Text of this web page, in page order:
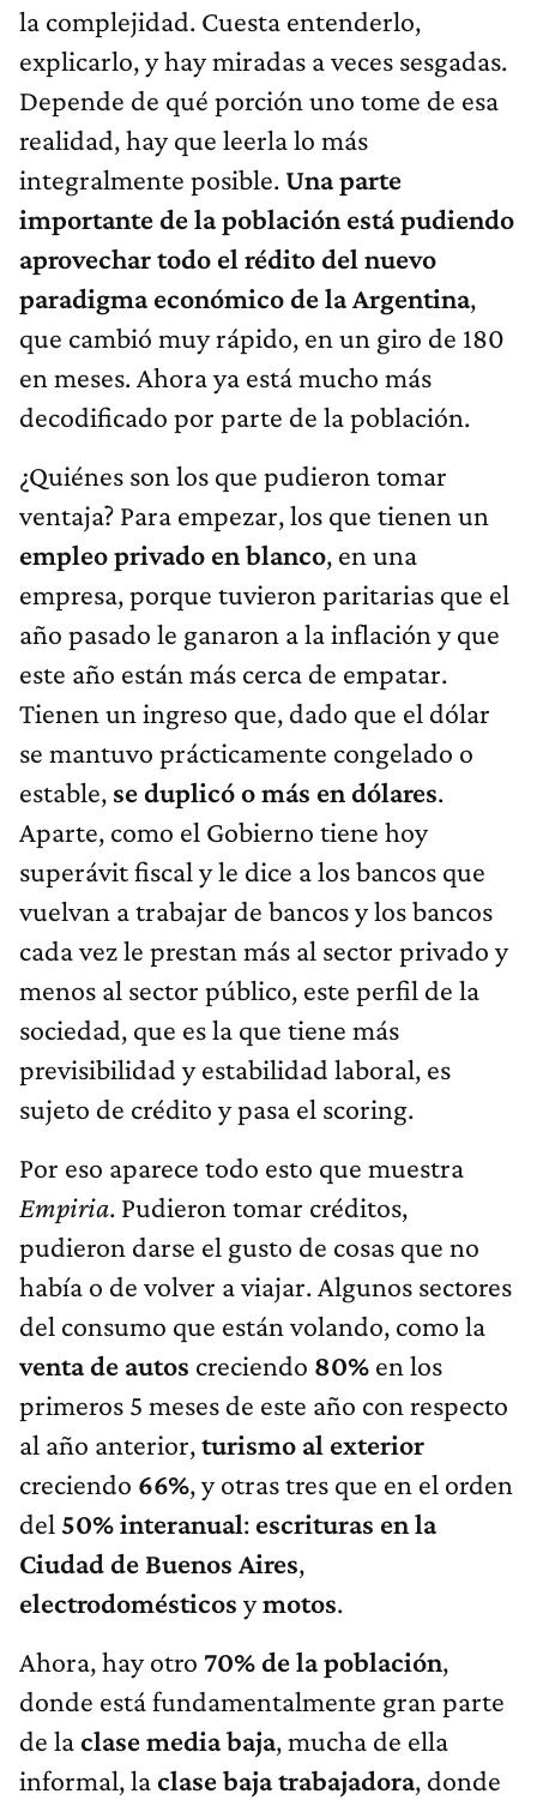
la complejidad. Cuesta entenderlo,
explicarlo, y hay miradas a veces sesgadas.
Depende de qué porción uno tome de esa
realidad, hay que leerla lo más
integralmente posible.Una parte
importante de la población está pudiendo
aprovechar todo el rédito del nuevo
paradigma económico de la Argentina,
que cambió muy rápido, en un giro de 180
en meses. Ahora ya está mucho más
decodificado por parte de la población.
¿Quiénes son los que pudieron tomar
ventaja? Para empezar, los que tienen un
empleo privado en blanco, en una
empresa, porque tuvieron paritarias que el
año pasado le ganaron a la inflación y que
este año están más cerca de empatar.
Tienen un ingreso que, dado que el dólar
se mantuvo prácticamente congelado o
estable, se duplicó o más en dólares.
Aparte, como el Gobierno tiene hoy
superávit fiscal y le dice a los bancos que
vuelvan a trabajar de bancos y los bancos
cada vez le prestan más al sector privado y
menos al sector público, este perfil de la
sociedad, que es la que tiene más
previsibilidad y estabilidad laboral, es
sujeto de crédito y pasa el scoring.
Por eso aparece todo esto que muestra
Empiria. Pudieron tomar créditos,
pudieron darse el gusto de cosas que no
había o de volver a viajar. Algunos sectores
del consumo que están volando, como la
venta de autos creciendo 80% en los
primeros 5 meses de este año con respecto
al año anterior,turismo al exterior
creciendo 66%, y otras tres que en el orden
del 50% interanual: escrituras en la
Ciudad de Buenos Aires,
electrodomésticos ymotos.
Ahora, hay otro 70% de la población,
donde está fundamentalmente gran parte
de laclase media baja, mucha de ella
informal, laclase baja trabajadora, donde